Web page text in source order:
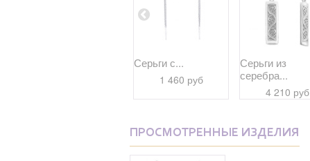
Серьги с...
1 460 руб
Серьги из
серебра...
4 210 руб
ПРОСМОТРЕННЫЕ ИЗДЕЛИЯ